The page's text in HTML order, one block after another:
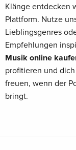
Klänge entdecken
Plattform. Nutze
Lieblingsgenres
Empfehlungen
Musik online
profitieren und
freuen, wenn der
bringt.